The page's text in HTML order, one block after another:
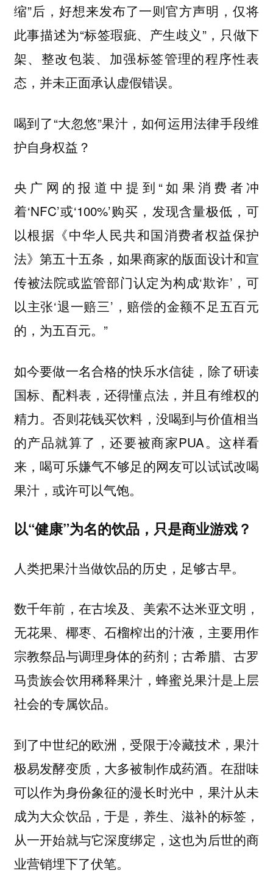
缩”后，好想来发布了一则官方声明，仅将
此事描述为“标签瑕疵、产生歧义”，只做下
架、整改包装、加强标签管理的程序性表
态，并未正面承认虚假错误。
喝到了“大忽悠”果汁，如何运用法律手段维
护自身权益？
央广网的报道中提到“如果消费者冲
着‘NFC’或‘100%’购买，发现含量极低，可
以根据《中华人民共和国消费者权益保护
法》第五十五条，如果商家的版面设计和宣
传被法院或监管部门认定为构成‘欺诈’，可
以主张‘退一赔三’，赔偿的金额不足五百元
的，为五百元。”
如今要做一名合格的快乐水信徒，除了研读
国标、配料表，还得懂点法，并且有维权的
精力。否则花钱买饮料，没喝到与价值相当
的产品就算了，还要被商家PUA。这样看
来，喝可乐嫌气不够足的网友可以试试改喝
果汁，或许可以气饱。
以“健康”为名的饮品，只是商业游戏？
人类把果汁当做饮品的历史，足够古早。
数千年前，在古埃及、美索不达米亚文明，
无花果、椰枣、石榴榨出的汁液，主要用作
宗教祭品与调理身体的药剂；古希腊、古罗
马贵族会饮用稀释果汁，蜂蜜兑果汁是上层
社会的专属饮品。
到了中世纪的欧洲，受限于冷藏技术，果汁
极易发酵变质，大多被制作成药酒。在甜味
可以作为身份象征的漫长时光中，果汁从未
成为大众饮品，于是，养生、滋补的标签，
从一开始就与它深度绑定，这也为后世的商
业营销埋下了伏笔。